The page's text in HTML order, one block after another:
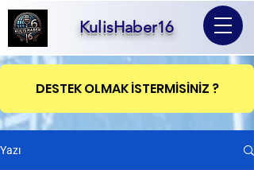
KulisHaber16
DESTEK OLMAK İSTERMİSİNİZ ?
Yazı